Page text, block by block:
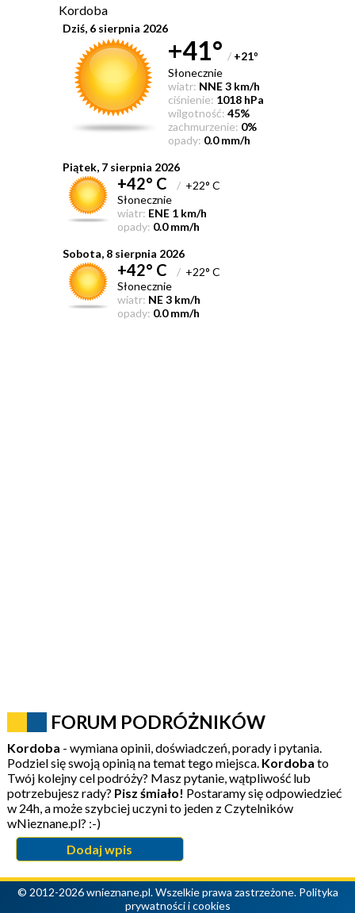
Kordoba
Dziś, 6 sierpnia 2026
+41° / +21°
Słonecznie
wiatr: NNE 3 km/h
ciśnienie: 1018 hPa
wilgotność: 45%
zachmurzenie: 0%
opady: 0.0 mm/h
Piątek, 7 sierpnia 2026
+42° C /+22° C
Słonecznie
wiatr: ENE 1 km/h
opady: 0.0 mm/h
Sobota, 8 sierpnia 2026
+42° C /+22° C
Słonecznie
wiatr: NE 3 km/h
opady: 0.0 mm/h
FORUM PODRÓŻNIKÓW
Kordoba - wymiana opinii, doświadczeń, porady i pytania.
Podziel się swoją opinią na temat tego miejsca. Kordoba to
Twój kolejny cel podróży? Masz pytanie, wątpliwość lub
potrzebujesz rady? Pisz śmiało! Postaramy się odpowiedzieć
w 24h, a może szybciej uczyni to jeden z Czytelników
wNieznane.pl? :-)
Dodaj wpis
© 2012-2026 wnieznane.pl. Wszelkie prawa zastrzeżone. Polityka
prywatności i cookies